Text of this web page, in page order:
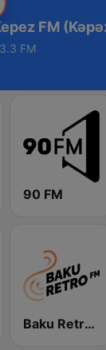
FM
FM
90 FM
Baku Retro FM